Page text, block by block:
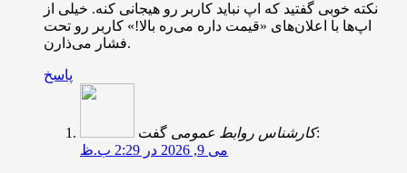
نکته خوبی گفتید که اپ نباید کاربر رو هیجانی کنه. خیلی از
اپ‌ها با اعلان‌های «قیمت داره می‌ره بالا!» کاربر رو تحت
فشار می‌ذارن.
پاسخ
کارشناس روابط عمومیگفت:
می 9, 2026 در 2:29 ب.ظ